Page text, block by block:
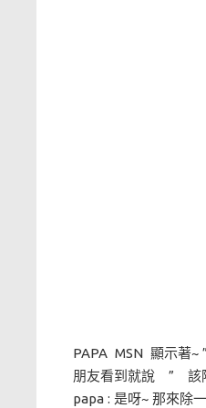
PAPA MSN 顯示著
朋友看到就說 ” 該
papa : 是呀~ 那來除